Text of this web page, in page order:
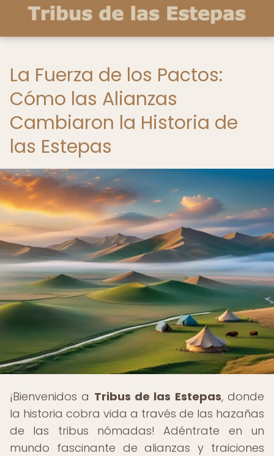
La Fuerza de los Pactos:
Cómo las Alianzas
Cambiaron la Historia de
las Estepas
¡Bienvenidos a Tribus de las Estepas, donde
la historia cobra vida a través de las hazañas
de las tribus nómadas! Adéntrate en un
mundo fascinante de alianzas y traiciones